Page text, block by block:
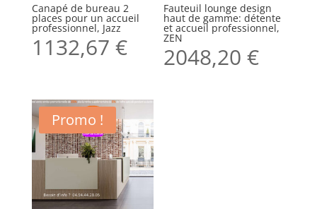
Canapé de bureau 2
places pour un accueil
professionnel, Jazz
1132,67 €
Fauteuil lounge design
haut de gamme: détente
et accueil professionnel,
ZEN
2048,20€
Promo !